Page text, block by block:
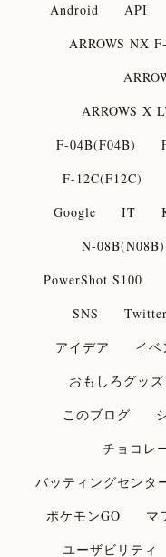
Android API
ARROWS NX
ARROWS X
F-04B(F04B)
F-12C(F12C)
Google
IT
N-08B(N08B)
PowerShot S100
SNS
アイデア
イベ
おもしろグッズ
このブログ
チョコレ
バッティングセンタ
ポケモンGO
マ
ユーザビリティ